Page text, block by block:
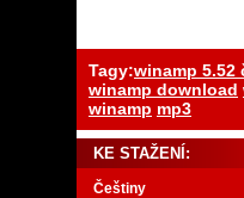
Tagy:winamp 5.52
winamp download
winamp mp3
KE STAŽENÍ:
Češtiny